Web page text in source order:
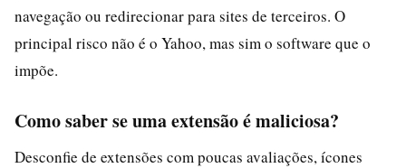
navegação ou redirecionar para sites de terceiros. O
principal risco não é o Yahoo, mas sim o software que o
impõe.
Como saber se uma extensão é maliciosa?
Desconfie de extensões com poucas avaliações, ícones